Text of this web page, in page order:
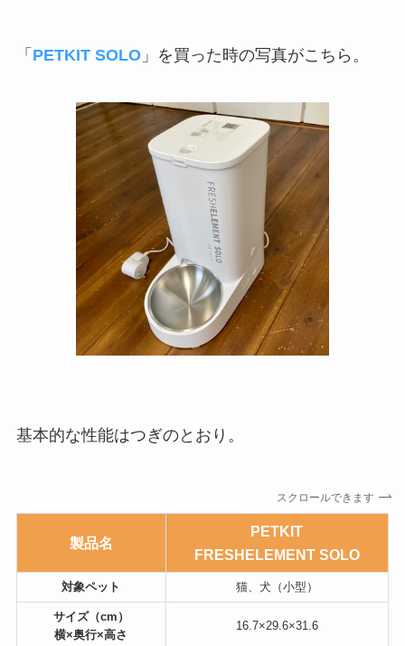
「 PETKIT SOLO」を買った時の写真がこちら。
基本的な性能はつぎのとおり。
スクロールできます
製品名
PETKIT
FRESHELEMENT SOLO
対象ペット 猫、犬（小型）
サイズ（cm）
横×奥行×高さ
16.7×29.6×31.6